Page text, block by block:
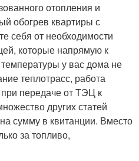
отопления и
обогрев квартиры с
себя от необходимости
которые напрямую к
у вас дома не
теплотрасс, работа
при передаче от ТЭЦ к
других статей
сумму в квитанции. Вместо
за топливо,